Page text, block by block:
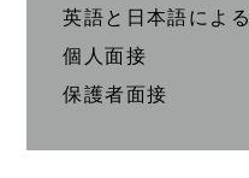
英語と日本語による
個人面接
保護者面接